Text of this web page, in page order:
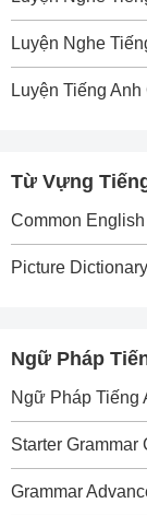
Luyện Nghe
Luyện Tiếng
Từ Vựng
Common
Picture Dictionary
Ngữ Pháp
Ngữ Pháp Tiếng
Starter Grammar
Grammar